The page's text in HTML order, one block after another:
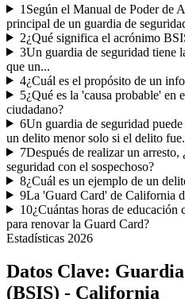
1 Según el Manual de Poder de
principal de un guardia de
2¿Qué significa el acrónimo
3Un guardia de seguridad tiene
que un...
4¿Cuál es el propósito de un
5¿Qué es la 'causa probable' en
ciudadano?
6Un guardia de seguridad
un delito menor solo si el delito
7Después de realizar un
seguridad con el sospechoso?
8¿Cuál es un ejemplo de un
9La 'Guard Card' de California
10¿Cuántas horas de educación
para renovar la Guard Card?
Estadísticas 2026
Datos Clave:
(BSIS) - California